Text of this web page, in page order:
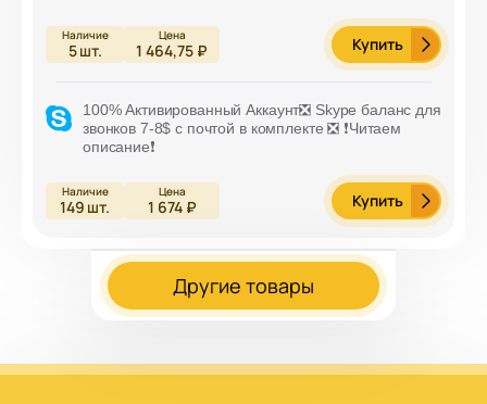
5шт. 1 464,75 ₽ Купить
100% Активированный Аккаунт❎ Skype баланс для
звонков 7-8$ с почтой в комплекте ❎ ❗️Читаем
описание❗️
149 шт. 1 674 ₽ Купить
Другие товары